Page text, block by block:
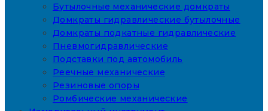
Бутылочные механические домкраты
Домкраты гидравлические бутылочные
Домкраты подкатные гидравлические
Пневмогидравлические
Подставки под автомобиль
Реечные механические
Резиновые опоры
Ромбические механические